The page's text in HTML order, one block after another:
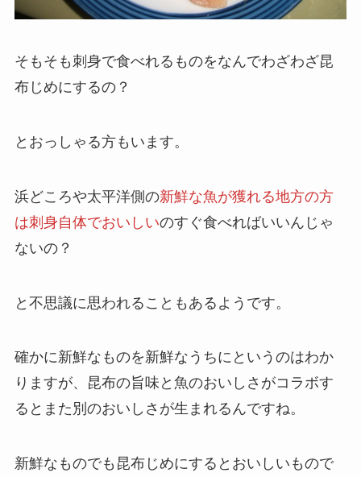
そもそも刺身で食べれるものをなんでわざわざ昆
布じめにするの？
とおっしゃる方もいます。
浜どころや太平洋側の新鮮な魚が獲れる地方の方
は刺身自体でおいしいのすぐ食べればいいんじゃ
ないの？
と不思議に思われることもあるようです。
確かに新鮮なものを新鮮なうちにというのはわか
りますが、昆布の旨味と魚のおいしさがコラボす
るとまた別のおいしさが生まれるんですね。
新鮮なものでも昆布じめにするとおいしいもので